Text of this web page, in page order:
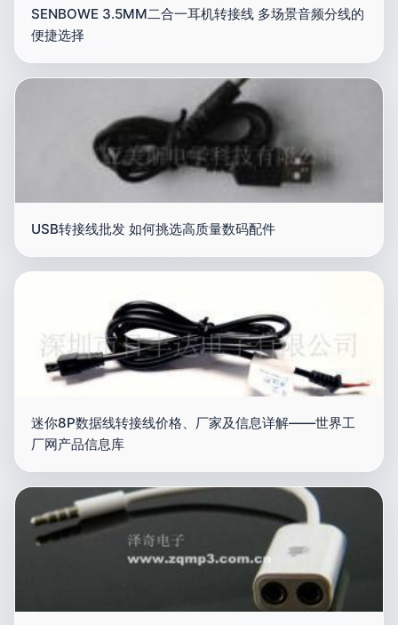
SENBOWE 3.5MM二合一耳机转接线 多场景音频分线的
便捷选择
USB转接线批发 如何挑选高质量数码配件
迷你8P数据线转接线价格、厂家及信息详解——世界工
厂网产品信息库